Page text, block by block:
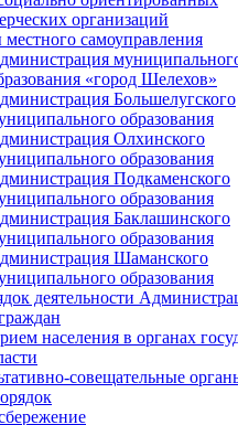
организаций
самоуправления
«город Шелехов»
Большелугского
образования
Олхинского
образования
Подкаменского
образования
Баклашинского
образования
Шаманского
образования
деятельности
населения в органах
совещательные